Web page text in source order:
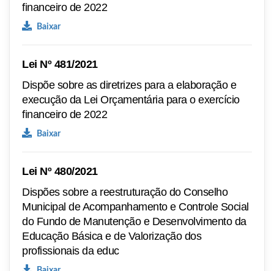
financeiro de 2022
Baixar
Lei Nº 481/2021
Dispõe sobre as diretrizes para a elaboração e
execução da Lei Orçamentária para o exercício
financeiro de 2022
Baixar
Lei Nº 480/2021
Dispões sobre a reestruturação do Conselho
Municipal de Acompanhamento e Controle Social
do Fundo de Manutenção e Desenvolvimento da
Educação Básica e de Valorização dos
profissionais da educ